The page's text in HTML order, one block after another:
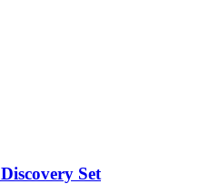
Discovery Set